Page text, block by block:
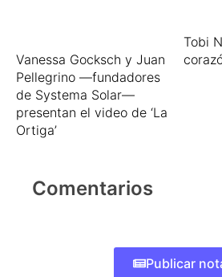
Vanessa Gocksch y Juan
Pellegrino —fundadores
de Systema Solar—
presentan el video de ‘La
Ortiga’
Tobi
Comentarios
Publicar